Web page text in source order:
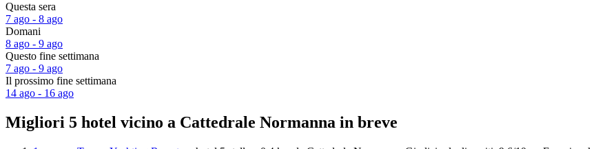
Questa sera
7 ago - 8 ago
Domani
8 ago - 9 ago
Questo fine settimana
7 ago - 9 ago
Il prossimo fine settimana
14 ago - 16 ago
Migliori 5 hotel vicino a Cattedrale Normanna in breve